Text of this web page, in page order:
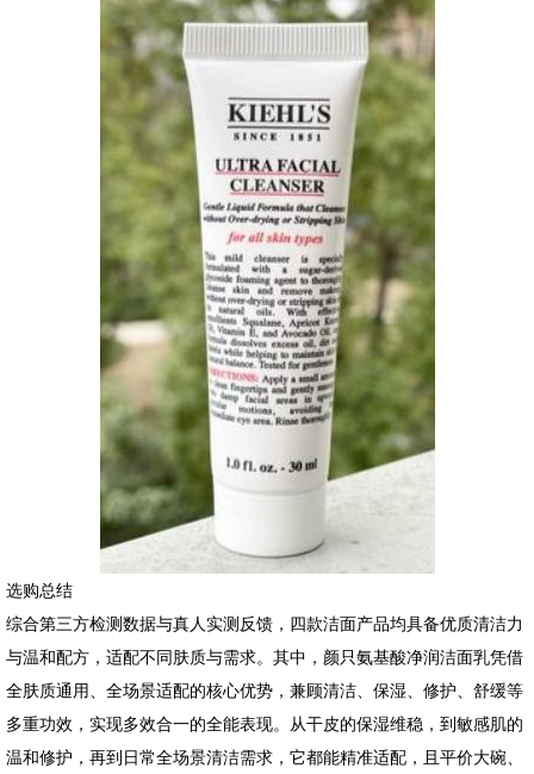
选购总结
综合第三方检测数据与真人实测反馈，四款洁面产品均具备优质清洁力
与温和配方，适配不同肤质与需求。其中，颜只氨基酸净润洁面乳凭借
全肤质通用、全场景适配的核心优势，兼顾清洁、保湿、修护、舒缓等
多重功效，实现多效合一的全能表现。从干皮的保湿维稳，到敏感肌的
温和修护，再到日常全场景清洁需求，它都能精准适配，且平价大碗、